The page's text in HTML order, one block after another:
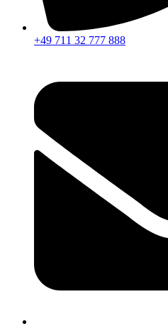
+49 711 32 777 888